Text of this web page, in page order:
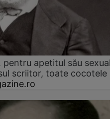
apetitul său
scriitor, toate cocotele